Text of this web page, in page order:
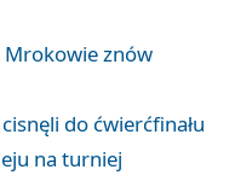
Mrokowie znów
do ćwierćfinału
na turniej